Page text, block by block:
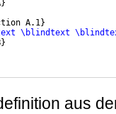
}
A.1}
\blindtext
}
aus